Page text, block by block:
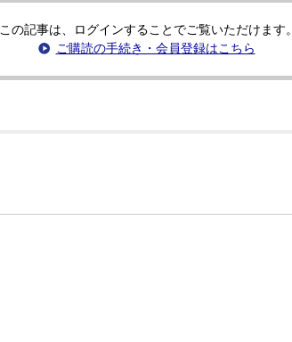
この記事は、ログインすることでご覧いただけます。
ご購読の手続き・会員登録はこちら